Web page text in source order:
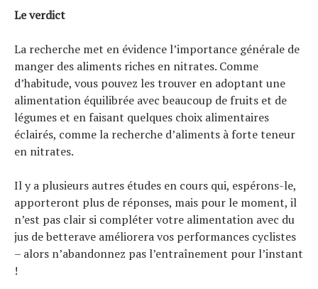
Le verdict
La recherche met en évidence l’importance générale de
manger des aliments riches en nitrates. Comme
d’habitude, vous pouvez les trouver en adoptant une
alimentation équilibrée avec beaucoup de fruits et de
légumes et en faisant quelques choix alimentaires
éclairés, comme la recherche d’aliments à forte teneur
en nitrates.
Il y a plusieurs autres études en cours qui, espérons-le,
apporteront plus de réponses, mais pour le moment, il
n’est pas clair si compléter votre alimentation avec du
jus de betterave améliorera vos performances cyclistes
– alors n’abandonnez pas l’entraînement pour l’instant
!